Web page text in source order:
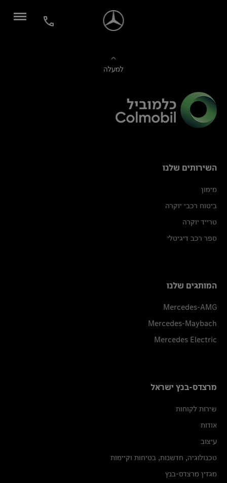
למעלה
השירותים שלנו
מימון
ביטוח רכבי יוקרה
טרייד יוקרה
ספר רכב דיגיטלי
המותגים שלנו
Mercedes-AMG
Mercedes-Maybach
Mercedes Electric
מרצדס-בנץ ישראל
שירות לקוחות
אודות
עיצוב
טכנולוגיה, חדשנות, בטיחות וקיימות
מגזין מרצדס-בנץ